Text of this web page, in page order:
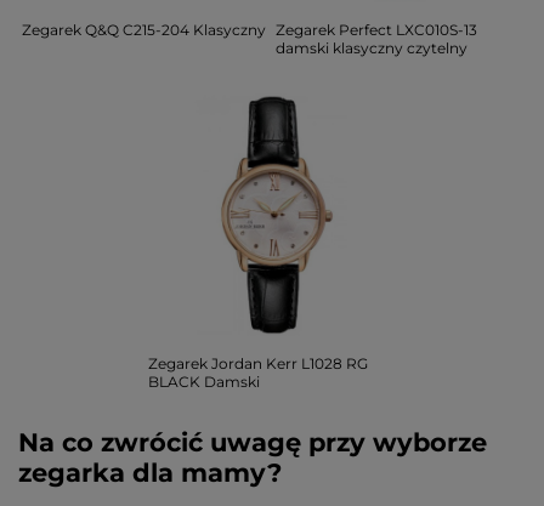
Zegarek Q&Q C215-204 Klasyczny Zegarek Perfect LXC010S-13
damski klasyczny czytelny
Zegarek Jordan Kerr L1028 RG
BLACK Damski
Na co zwrócić uwagę przy wyborze
zegarka dla mamy?